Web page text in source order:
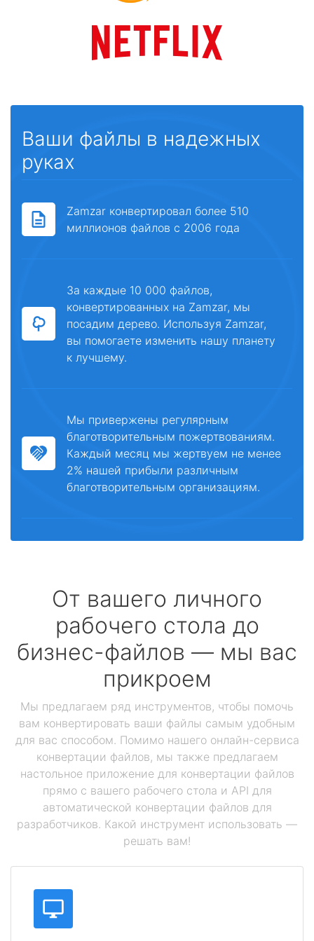
Ваши файлы в надежных
руках
Zamzar конвертировал более 510
миллионов файлов с 2006 года
За каждые 10 000 файлов,
конвертированных на Zamzar, мы
посадим дерево. Используя Zamzar,
вы помогаете изменить нашу планету
к лучшему.
Мы привержены регулярным
благотворительным пожертвованиям.
Каждый месяц мы жертвуем не менее
2% нашей прибыли различным
благотворительным организациям.
От вашего личного
рабочего стола до
бизнес-файлов — мы вас
прикроем
Мы предлагаем ряд инструментов, чтобы помочь
вам конвертировать ваши файлы самым удобным
для вас способом. Помимо нашего онлайн-сервиса
конвертации файлов, мы также предлагаем
настольное приложение для конвертации файлов
прямо с вашего рабочего стола и API для
автоматической конвертации файлов для
разработчиков. Какой инструмент использовать —
решать вам!